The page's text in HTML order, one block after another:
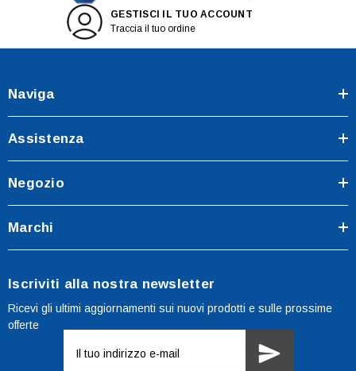
GESTISCI IL TUO ACCOUNT
Traccia il tuo ordine
Naviga
Assistenza
Negozio
Marchi
Iscriviti alla nostra newsletter
Ricevi gli ultimi aggiornamenti sui nuovi prodotti e sulle prossime
offerte